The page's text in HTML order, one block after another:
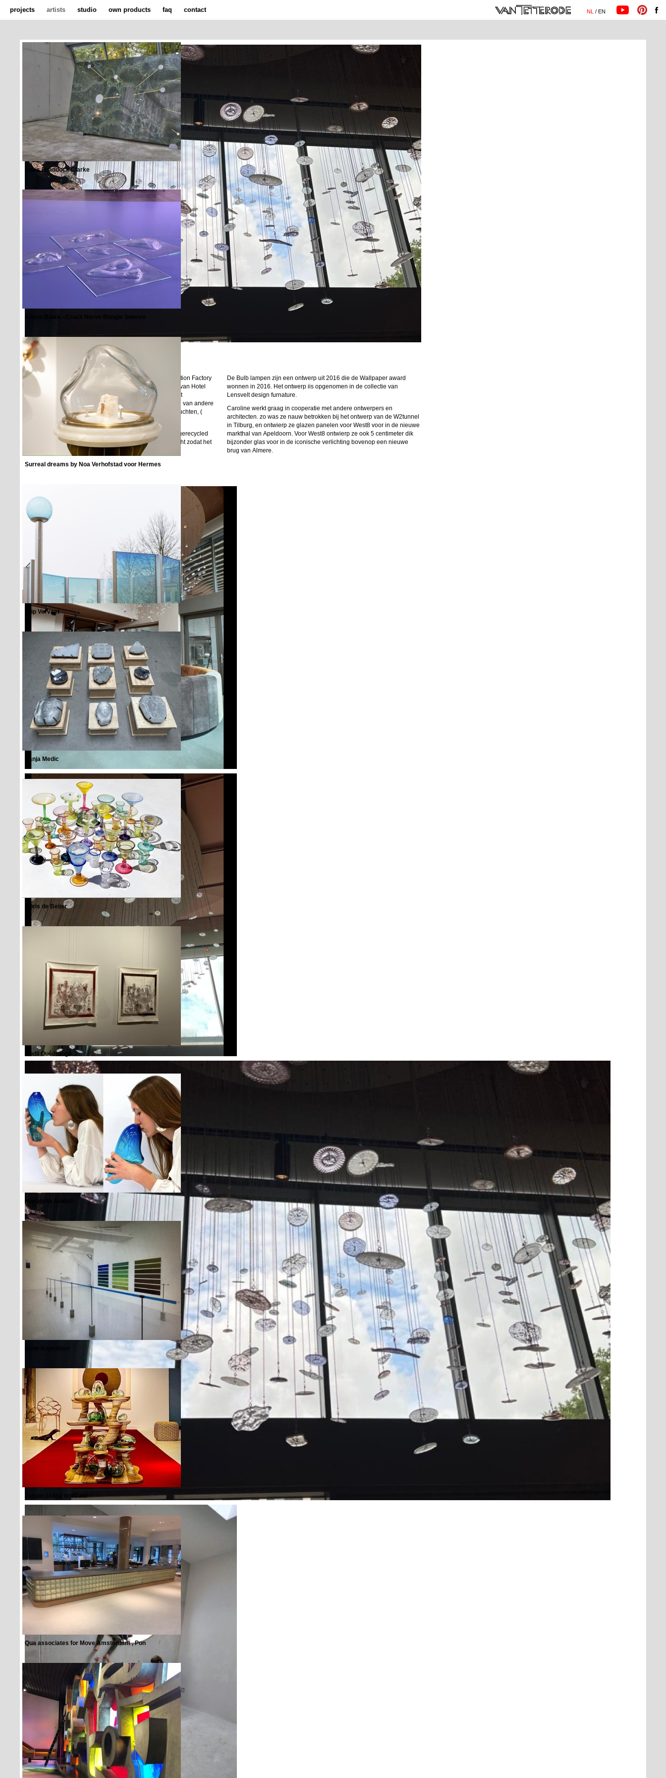
projects artists studio own products faq contact NL / EN
Caroline Prisse
Caroline ontwierp samen met Jochem Havermans van Fiction Factory
een lamp met gerecyclede materialen voor het restaurant van Hotel
Jansen. Het armatuur kwam uit een tentoonstelling van het
rijksmuseum, het glas waren kleine stukjes die over waren van andere
opdrachten en het glas werd gevormd op malletjes van vruchten, (
granaatappelen, kiwi's, sinasappelen etc)
Voor Paleis Noordeinde ontwierp Caroline een lamp met gerecycled
glas uit de glasblazerij. het glas wordt van boven aangelicht zodat het
hele glas verlicht wordt en er geen lichtbron te zien is.
De Bulb lampen zijn een ontwerp uit 2016 die de Wallpaper award
wonnen in 2016. Het ontwerp iis opgenomen in de collectie van
Lensvelt design furnature.
Caroline werkt graag in cooperatie met andere ontwerpers en
architecten. zo was ze nauw betrokken bij het ontwerp van de W2tunnel
in Tilburg, en ontwierp ze glazen panelen voor West8 voor in de nieuwe
markthal van Apeldoorn. Voor West8 ontwierp ze ook 5 centimeter dik
bijzonder glas voor in de iconische verlichting bovenop een nieuwe
brug van Almere.
Louis Braddock Clarke
Surreal dreams by Noa Verhofstad voor Hermes
Filip Vervaet
Sanja Medic
Boris de Beijer
Bodil Ouédraogo
Margerita Soldati
Jasper Uding ten Cate
Qua associates for Move Amsterdam , Pon